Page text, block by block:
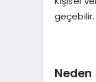
geçebilir.
Neden